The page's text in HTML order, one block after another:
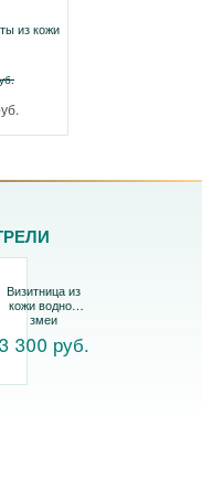
из кожи
Визитница из
кожи водной
змеи
3 300 руб.